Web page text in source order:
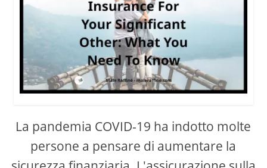
La pandemia COVID-19 ha indotto molte
persone a pensare di aumentare la